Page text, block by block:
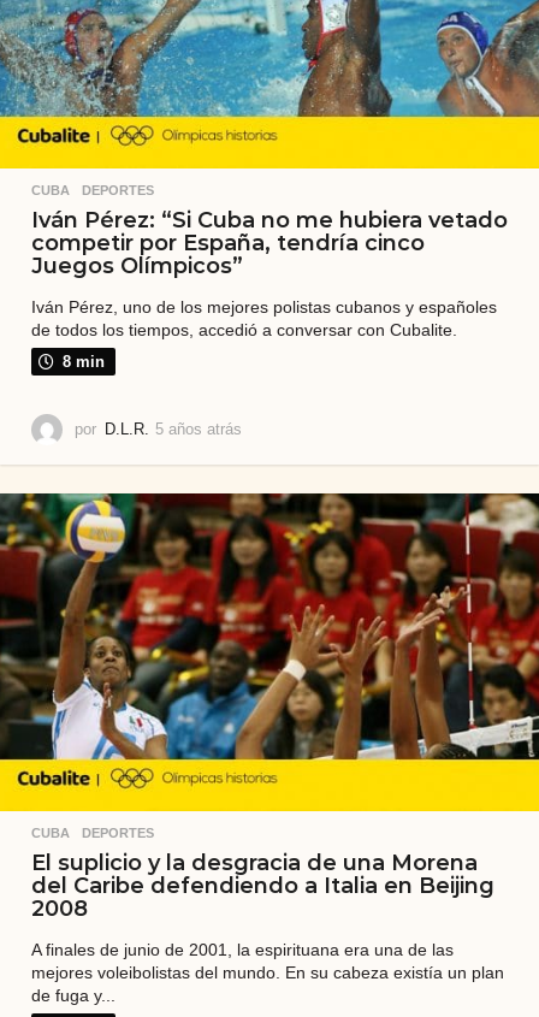
CUBA ,DEPORTES
Iván Pérez: “Si Cuba no me hubiera vetado
competir por España, tendría cinco
Juegos Olímpicos”
Iván Pérez, uno de los mejores polistas cubanos y españoles
de todos los tiempos, accedió a conversar con Cubalite.
8 min
por D.L.R. 5 años atrás
o
s
a
t
r
á
s
CUBA ,DEPORTES
El suplicio y la desgracia de una Morena
del Caribe defendiendo a Italia en Beijing
2008
A finales de junio de 2001, la espirituana era una de las
mejores voleibolistas del mundo. En su cabeza existía un plan
de fuga y...